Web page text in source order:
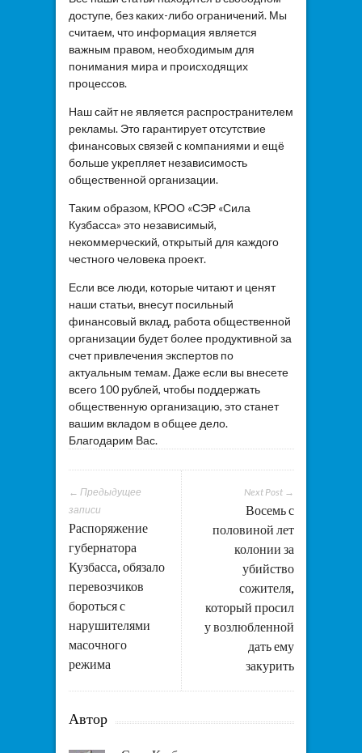
доступе, без каких-либо ограничений. Мы
считаем, что информация является
важным правом, необходимым для
понимания мира и происходящих
процессов.
Наш сайт не является распространителем
рекламы. Это гарантирует отсутствие
финансовых связей с компаниями и ещё
больше укрепляет независимость
общественной организации.
Таким образом, КРОО «СЭР «Сила
Кузбасса» это независимый,
некоммерческий, открытый для каждого
честного человека проект.
Если все люди, которые читают и ценят
наши статьи, внесут посильный
финансовый вклад, работа общественной
организации будет более продуктивной за
счет привлечения экспертов по
актуальным темам. Даже если вы внесете
всего 100 рублей, чтобы поддержать
общественную организацию, это станет
вашим вкладом в общее дело.
Благодарим Вас.
Next Post →
Восемь с
половиной лет
колонии за
убийство
сожителя,
который просил
у возлюбленной
дать ему
закурить
← Предыдущее
записи
Распоряжение
губернатора
Кузбасса, обязало
перевозчиков
бороться с
нарушителями
масочного
режима
Автор